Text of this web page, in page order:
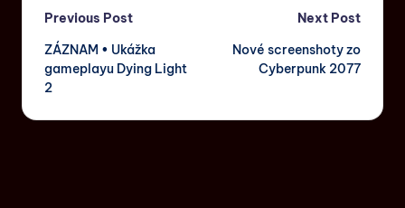
Previous Post
ZÁZNAM • Ukážka
gameplayu Dying Light
2
Next Post
Nové screenshoty zo
Cyberpunk 2077